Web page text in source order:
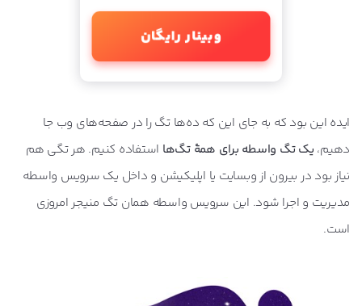
وبینار رایگان
ایده این بود که به جای این که ده‌ها تگ را در صفحه‌های وب جا
دهیم، یک تگ واسطه برای همۀ تگ‌ها استفاده کنیم. هر تگی هم
نیاز بود در بیرون از وبسایت یا اپلیکیشن و داخل یک سرویس واسطه
مدیریت و اجرا شود. این سرویس واسطه همان تگ منیجر امروزی
است.